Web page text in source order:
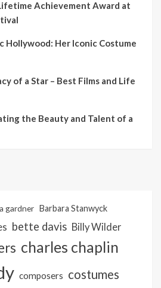
Achievement Award at
Hollywood: Her Iconic Costume
of a Star – Best Films and Life
the Beauty and Talent of a
gardner Barbara Stanwyck
bette davis Billy Wilder
charles chaplin
composers costumes